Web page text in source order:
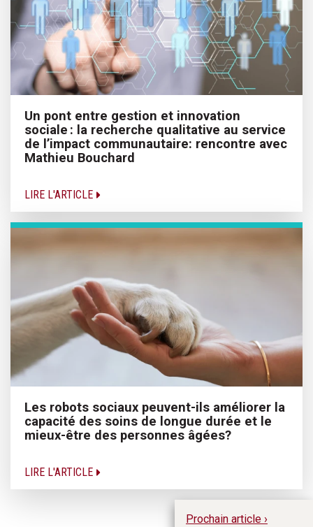
Un pont entre gestion et innovation
sociale : la recherche qualitative au service
de l’impact communautaire: rencontre avec
Mathieu Bouchard
LIRE L'ARTICLE
Les robots sociaux peuvent-ils améliorer la
capacité des soins de longue durée et le
mieux-être des personnes âgées?
LIRE L'ARTICLE
Prochain article ›